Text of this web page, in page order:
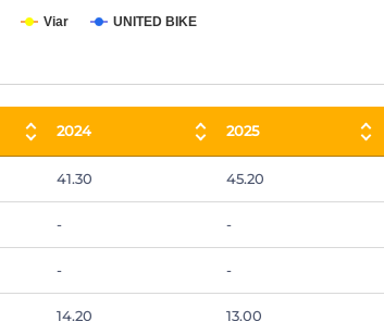
Viar UNITED BIKE
2024 2025
2024 2025
41.30 45.20
- -
- -
14.20 13.00